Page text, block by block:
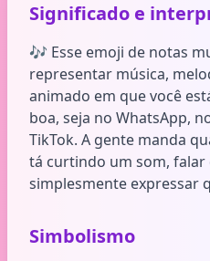
Significado e
🎶 Esse emoji de notas
representar música,
animado em que você
boa, seja no WhatsApp,
TikTok. A gente manda
tá curtindo um som, falar
simplesmente expressar
Simbolismo